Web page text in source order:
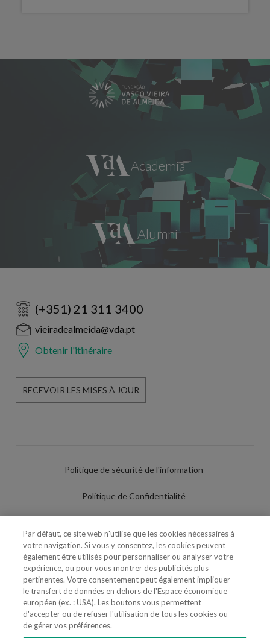
(+351) 21 311 3400
vieiradealmeida@vda.pt
Obtenir l'itinéraire
RECEVOIR LES MISES À JOUR
Politique de sécurité de l'information
Politique de Confidentialité
Politique de Cookies
Paramètres des cookies
Utilisation Frauduleuse du Nom/Brand
Par défaut, ce site web n'utilise que les cookies nécessaires à
votre navigation. Si vous y consentez, les cookies peuvent
également être utilisés pour personnaliser ou analyser votre
expérience, ou pour vous montrer des publicités plus
pertinentes. Votre consentement peut également impliquer
le transfert de données en dehors de l'Espace économique
européen (ex. : USA). Les boutons vous permettent
d'accepter ou de refuser l'utilisation de tous les cookies ou
de gérer vos préférences.